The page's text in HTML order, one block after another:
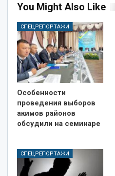
You Might Also Like
СПЕЦРЕПОРТАЖИ
Особенности
проведения выборов
акимов районов
обсудили на семинаре
СПЕЦРЕПОРТАЖИ